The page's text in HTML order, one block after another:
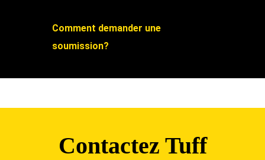
Comment demander une
soumission?
Contactez Tuff